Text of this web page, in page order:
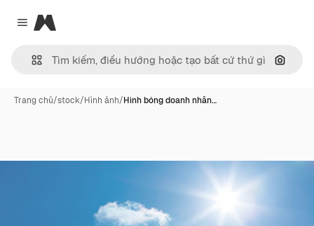
Close menu
Magnific
Tìm
Trang chủ/stock/Hình ảnh/Hình bóng doanh nhân…